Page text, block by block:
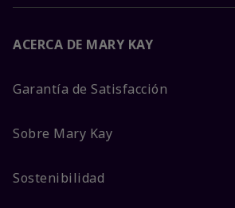
ACERCA DE MARY KAY
Garantía de Satisfacción
Sobre Mary Kay
Sostenibilidad